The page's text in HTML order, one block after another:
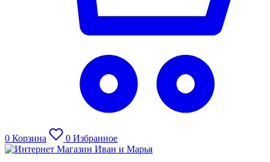
0 Корзина 0 Избранное